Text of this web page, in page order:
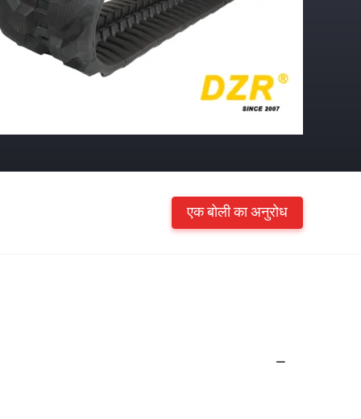
एक बोली का अनुरोध